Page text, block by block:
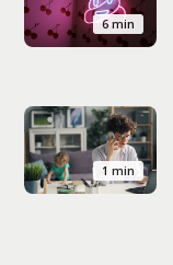
6 min
1 min